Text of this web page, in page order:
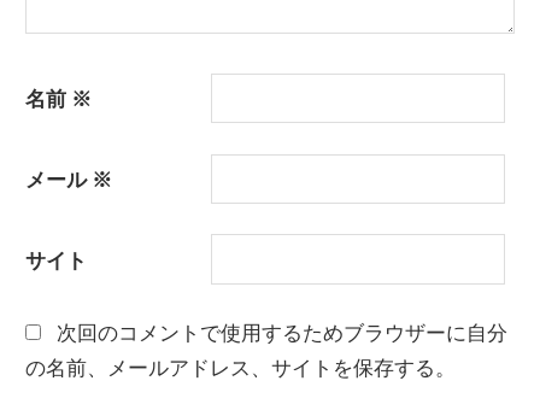
名前 ※
メール ※
サイト
次回のコメントで使用するためブラウザーに自分
の名前、メールアドレス、サイトを保存する。